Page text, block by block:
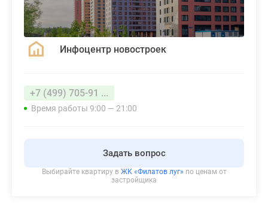
Инфоцентр новостроек
+7 (499) 705-91 ...
Время работы 9:00 — 21:00
Задать вопрос
Выбирайте квартиру в ЖК «Филатов луг» по ценам от
застройщика